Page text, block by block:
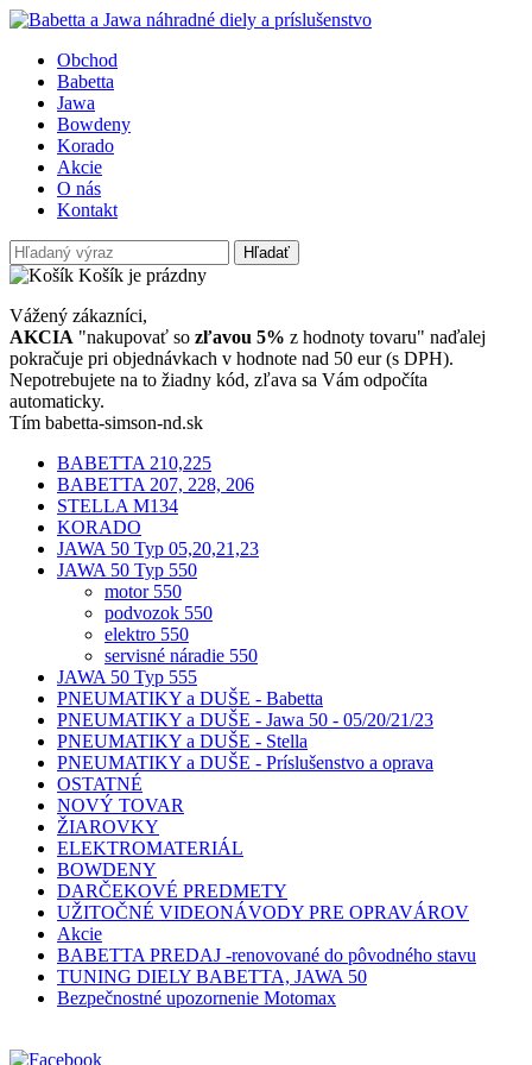
Obchod
Babetta
Jawa
Bowdeny
Korado
Akcie
O nás
Kontakt
Hľadať
Košík je prázdny
Vážený zákazníci,
AKCIA "nakupovať so zľavou 5% z hodnoty tovaru" naďalej
pokračuje pri objednávkach v hodnote nad 50 eur (s DPH).
Nepotrebujete na to žiadny kód, zľava sa Vám odpočíta
automaticky.
Tím babetta-simson-nd.sk
BABETTA 210,225
BABETTA 207, 228, 206
STELLA M134
KORADO
JAWA 50 Typ 05,20,21,23
JAWA 50 Typ 550
motor 550
podvozok 550
elektro 550
servisné náradie 550
JAWA 50 Typ 555
PNEUMATIKY a DUŠE - Babetta
PNEUMATIKY a DUŠE - Jawa 50 - 05/20/21/23
PNEUMATIKY a DUŠE - Stella
PNEUMATIKY a DUŠE - Príslušenstvo a oprava
OSTATNÉ
NOVÝ TOVAR
ŽIAROVKY
ELEKTROMATERIÁL
BOWDENY
DARČEKOVÉ PREDMETY
UŽITOČNÉ VIDEONÁVODY PRE OPRAVÁROV
Akcie
BABETTA PREDAJ -renovované do pôvodného stavu
TUNING DIELY BABETTA, JAWA 50
Bezpečnostné upozornenie Motomax